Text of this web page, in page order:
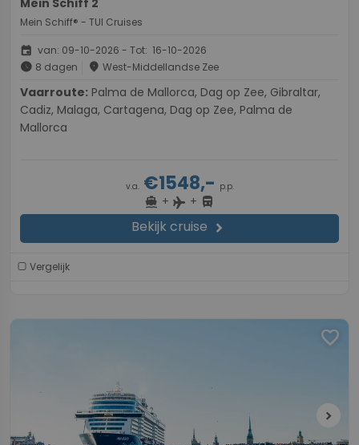
Mein Schiff® - TUI Cruises
event van: 09-10-2026 - Tot: 16-10-2026
schedule 8 dagen place West-Middellandse Zee
Vaarroute:
Cadiz, Malaga, Cartagena, Dag op Zee, Palma de
Mallorca
v.a.€1548,- p.p.
directions_boat + flight + directions_bus
Bekijk cruise chevron_right
Vergelijk
favorite
chevron_right